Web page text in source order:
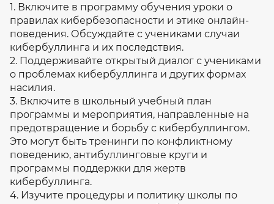
1. Включите в программу обучения уроки о
правилах кибербезопасности и этике онлайн-
поведения. Обсуждайте с учениками случаи
кибербуллинга и их последствия.
2. Поддерживайте открытый диалог с учениками
о проблемах кибербуллинга и других формах
насилия.
3. Включите в школьный учебный план
программы и мероприятия, направленные на
предотвращение и борьбу с кибербуллингом.
Это могут быть тренинги по конфликтному
поведению, антибуллинговые круги и
программы поддержки для жертв
кибербуллинга.
4. Изучите процедуры и политику школы по